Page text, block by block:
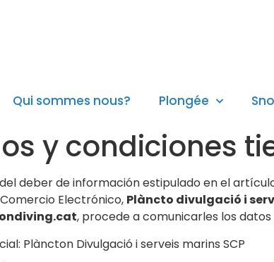
Qui sommes nous? Plongée
y condiciones
deber de información estipulado en el
Electrónico, Plàncto divulgació i
.cat, procede a comunicarles los
Plàncton Divulgació i serveis marins SCP